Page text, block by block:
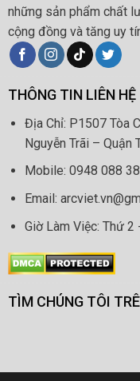
những sản phẩm chất
cộng đồng và tăng uy
THÔNG TIN LIÊN HỆ
Địa Chỉ: P1507 Tòa
Nguyễn Trãi – Quận
Mobile: 0948 088
Email:
Giờ Làm Việc: Thứ
TÌM CHÚNG TÔI